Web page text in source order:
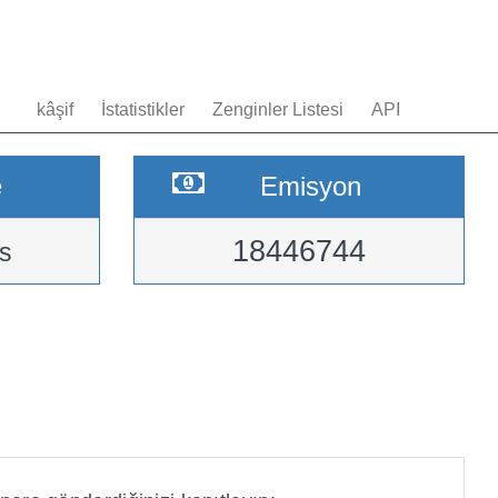
kâşif İstatistikler Zenginler Listesi API
Emisyon
18446744